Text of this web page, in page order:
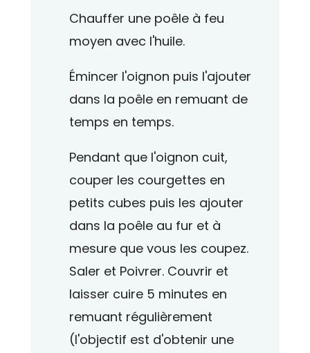
Chauffer une poêle à feu
moyen avec l'huile.
Émincer l'oignon puis l'ajouter
dans la poêle en remuant de
temps en temps.
Pendant que l'oignon cuit,
couper les courgettes en
petits cubes puis les ajouter
dans la poêle au fur et à
mesure que vous les coupez.
Saler et Poivrer. Couvrir et
laisser cuire 5 minutes en
remuant régulièrement
(l'objectif est d'obtenir une